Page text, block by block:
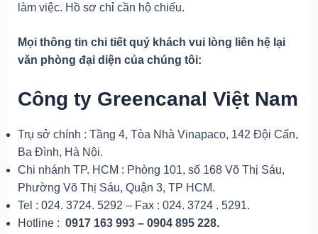
làm việc. Hồ sơ chỉ cần hộ chiếu.
Mọi thông tin chi tiết quý khách vui lòng liên hệ lại
văn phòng đại diện của chúng tôi:
Công ty Greencanal Việt Nam
Trụ sở chính : Tầng 4, Tòa Nhà Vinapaco, 142 Đội Cấn,
Ba Đình, Hà Nội.
Chi nhánh TP. HCM : Phòng 101, số 168 Võ Thị Sáu,
Phường Võ Thị Sáu, Quận 3, TP HCM.
Tel : 024. 3724. 5292 – Fax : 024. 3724 . 5291.
Hotline : 0917 163 993 – 0904 895 228.